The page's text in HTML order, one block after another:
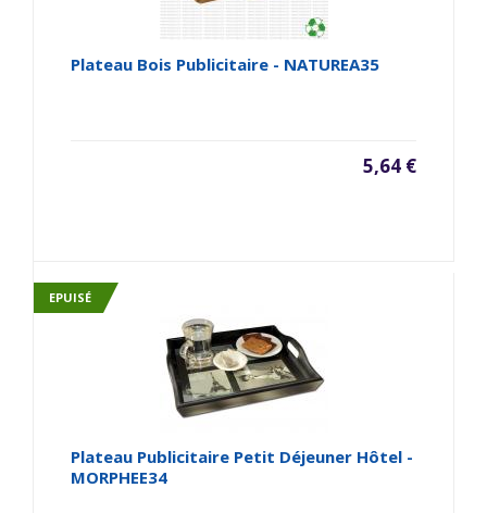
Plateau Bois Publicitaire - NATUREA35
5,64 €
EPUISÉ
Plateau Publicitaire Petit Déjeuner Hôtel -
MORPHEE34